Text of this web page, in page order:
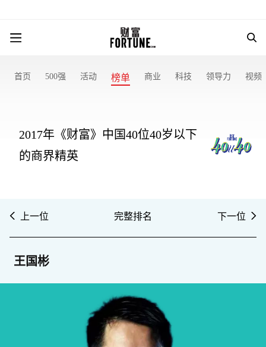
首页 500强 活动 榜单 商业 科技 领导力 视频
2017年《财富》中国40位40岁以下
的商界精英
上一位 完整排名 下一位
王国彬